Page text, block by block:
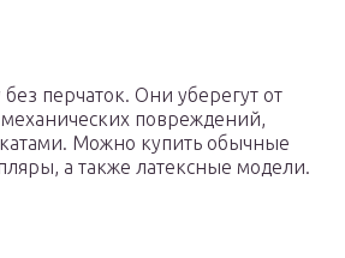
без перчаток. Они уберегут от
повреждений,
Можно купить обычные
а также латексные модели.